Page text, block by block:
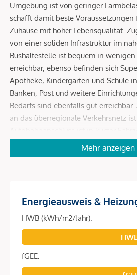
Umgebung ist von geringer
schafft damit beste
Zuhause mit hoher Lebensqualität.
von einer soliden Infrastruktur im
Bushaltestelle ist bequem in wenigen
erreichbar, ebenso befinden sich
Apotheke, Kindergarten und Schule
Banken, Post und weitere
Bedarfs sind ebenfalls gut
an das überregionale Verkehrsnetz
Insgesamt bietet diese Lage eine
aus Ruhe, guter Versorgung und
Zum Verkauf gelangt die helle und
Wohnung, welche sich im
Wohnhauses mit nur 2
sehr attraktiven und ruhigen
Mehr anzeigen
Energieausweis &
HWB (kWh/m2/Jahr):
fGEE: